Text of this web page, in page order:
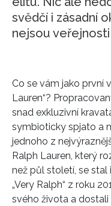
svědčí i zásadní
nejsou
Co se vám jako první
Lauren“?
snad exkluzivní
symbioticky spjato a
jednoho z
Ralph Lauren, který
než půl století, se
„Very Ralph“ z roku
svého života a